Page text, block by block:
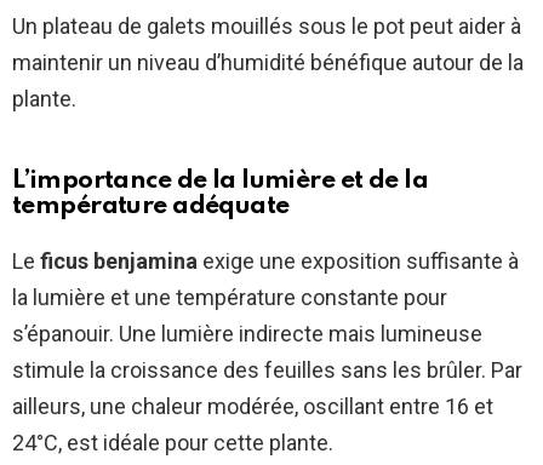
Un plateau de galets mouillés sous le pot peut aider à
maintenir un niveau d’humidité bénéfique autour de la
plante.
L’importance de la lumière et de la
température adéquate
Le ficus benjamina exige une exposition suffisante à
la lumière et une température constante pour
s’épanouir. Une lumière indirecte mais lumineuse
stimule la croissance des feuilles sans les brûler. Par
ailleurs, une chaleur modérée, oscillant entre 16 et
24°C, est idéale pour cette plante.